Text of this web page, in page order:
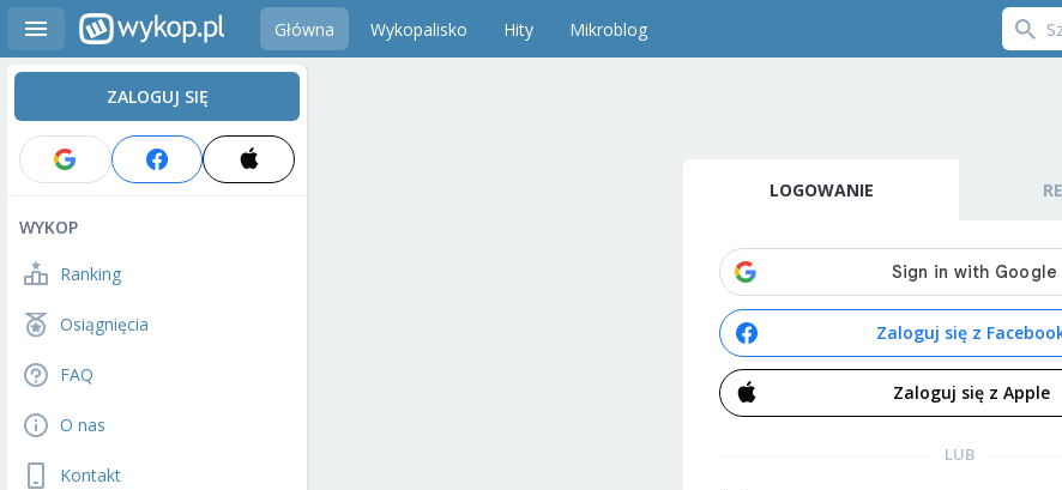
Główna Wykopalisko Hity Mikroblog
ZALOGUJ SIĘ
WYKOP
Ranking
Osiągnięcia
FAQ
O nas
Kontakt
LOGOWANIE
Zaloguj się z
Zaloguj się z Apple
LUB